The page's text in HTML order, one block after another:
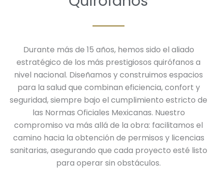
Durante más de 15 años, hemos sido el aliado
estratégico de los más prestigiosos quirófanos a
nivel nacional. Diseñamos y construimos espacios
para la salud que combinan eficiencia, confort y
seguridad, siempre bajo el cumplimiento estricto de
las Normas Oficiales Mexicanas. Nuestro
compromiso va más allá de la obra: facilitamos el
camino hacia la obtención de permisos y licencias
sanitarias, asegurando que cada proyecto esté listo
para operar sin obstáculos.